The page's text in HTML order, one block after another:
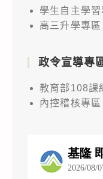
學生自主學習
高三升學專區
政令宣導專
教育部108課
內控稽核專區